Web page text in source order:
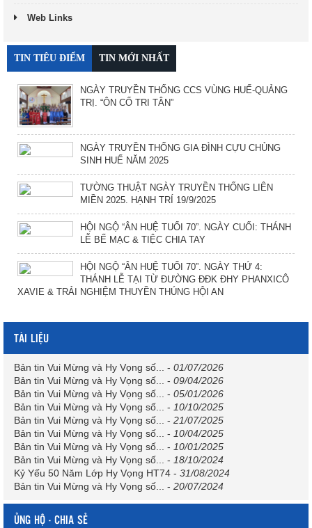
Web Links
TIN TIÊU ĐIỂM TIN MỚI NHẤT
NGÀY TRUYỀN THỐNG CCS VÙNG HUẾ-QUẢNG
TRỊ. “ÔN CỐ TRI TÂN”
NGÀY TRUYỀN THỐNG GIA ĐÌNH CỰU CHỦNG
SINH HUẾ NĂM 2025
TƯỜNG THUẬT NGÀY TRUYỀN THỐNG LIÊN
MIỀN 2025. HẠNH TRÍ 19/9/2025
HỘI NGỘ “ÂN HUỆ TUỔI 70”. NGÀY CUỐI: THÁNH
LỄ BẾ MẠC & TIỆC CHIA TAY
HỘI NGỘ “ÂN HUỆ TUỔI 70”. NGÀY THỨ 4:
THÁNH LỄ TẠI TỪ ĐƯỜNG ĐĐK ĐHY PHANXICÔ
XAVIE & TRẢI NGHIỆM THUYỀN THÚNG HỘI AN
TÀI LIỆU
Bản tin Vui Mừng và Hy Vọng số... - 01/07/2026
Bản tin Vui Mừng và Hy Vọng số...
- 09/04/2026
Bản tin Vui Mừng và Hy Vọng số...
- 05/01/2026
Bản tin Vui Mừng và Hy Vọng số...
- 10/10/2025
Bản tin Vui Mừng và Hy Vọng số...
- 21/07/2025
Bản tin Vui Mừng và Hy Vọng số...
- 10/04/2025
Bản tin Vui Mừng và Hy Vọng số...
- 10/01/2025
Bản tin Vui Mừng và Hy Vọng số...
- 18/10/2024
Kỷ Yếu 50 Năm Lớp Hy Vọng HT74 - 31/08/2024
Bản tin Vui Mừng và Hy Vọng số...
- 20/07/2024
ỦNG HỘ - CHIA SẺ